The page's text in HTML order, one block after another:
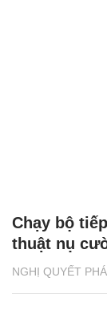
NGHỊ QUYẾT
Chạy bộ
thuật nụ